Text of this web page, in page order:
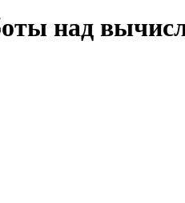
над